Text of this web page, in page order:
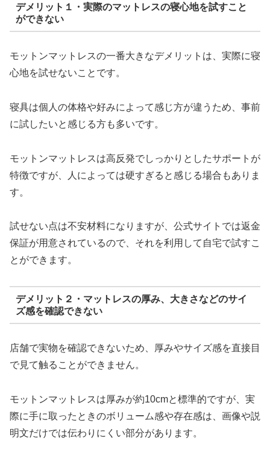
デメリット１・実際のマットレスの寝心地を試すこと
ができない
モットンマットレスの一番大きなデメリットは、実際に寝
心地を試せないことです。
寝具は個人の体格や好みによって感じ方が違うため、事前
に試したいと感じる方も多いです。
モットンマットレスは高反発でしっかりとしたサポートが
特徴ですが、人によっては硬すぎると感じる場合もありま
す。
試せない点は不安材料になりますが、公式サイトでは返金
保証が用意されているので、それを利用して自宅で試すこ
とができます。
デメリット２・マットレスの厚み、大きさなどのサイ
ズ感を確認できない
店舗で実物を確認できないため、厚みやサイズ感を直接目
で見て触ることができません。
モットンマットレスは厚みが約10cmと標準的ですが、実
際に手に取ったときのボリューム感や存在感は、画像や説
明文だけでは伝わりにくい部分があります。